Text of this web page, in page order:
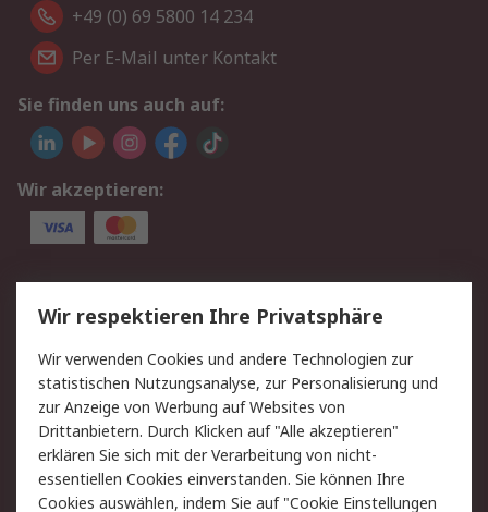
+49 (0) 69 5800 14 234
Per E-Mail unter Kontakt
Sie finden uns auch auf:
Wir akzeptieren:
Service
Value Added Services
Lieferlösungen
Rücksendungen
Kontakt
Hilfe
Privatkunden
Rechtliches
AGB
Datenschutz
Wir respektieren Ihre Privatsphäre
Wir verwenden Cookies und andere Technologien zur
statistischen Nutzungsanalyse, zur Personalisierung und
zur Anzeige von Werbung auf Websites von
Drittanbietern. Durch Klicken auf "Alle akzeptieren"
erklären Sie sich mit der Verarbeitung von nicht-
essentiellen Cookies einverstanden. Sie können Ihre
Cookies auswählen, indem Sie auf "Cookie Einstellungen